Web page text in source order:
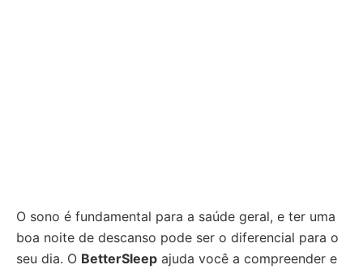
O sono é fundamental para a saúde geral, e ter uma
boa noite de descanso pode ser o diferencial para o
seu dia. O BetterSleep ajuda você a compreender e